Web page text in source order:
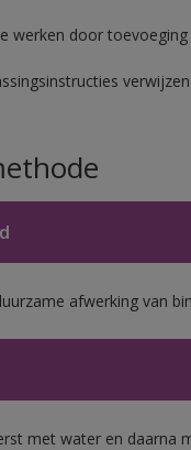
werken door
afwerking van
met water en daarna